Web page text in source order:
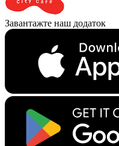
Завантажте наш додаток